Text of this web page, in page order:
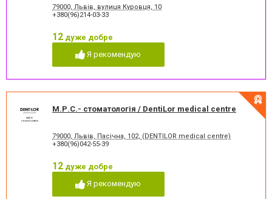
Пластика ясенного краю
Пластика ясенного краю
Пластини для виправлення
Пломбування каналів
Протезування на імплантат
Пьезохірургія в стоматології
Рентген зубів
Рецесія ясен
Рецесія ясен
Стрази і скайси
Фторування зубів і
відновлення емалі
Художня реставрація зубів
Хірургічне лікування зубів
79000, Львів, вулиця Куровця, 10
+380(96)214-03-33
12 дуже добре
Я рекомендую
М.Р.С.- стоматологія / DentiLor medical centre
79000, Львів, Пасічна, 102, (DENTILOR medical centre)
+380(96)042-55-39
12 дуже добре
Я рекомендую